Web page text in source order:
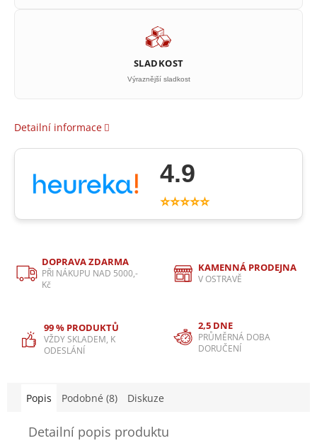
SLADKOST
Výraznější sladkost
Detailní informace
4.9
⭐⭐⭐⭐⭐
DOPRAVA ZDARMA
PŘI NÁKUPU NAD 5000,-
Kč
KAMENNÁ PRODEJNA
V OSTRAVĚ
99 % PRODUKTŮ
VŽDY SKLADEM, K
ODESLÁNÍ
2,5 DNE
PRŮMĚRNÁ DOBA
DORUČENÍ
Popis Podobné (8) Diskuze
Detailní popis produktu